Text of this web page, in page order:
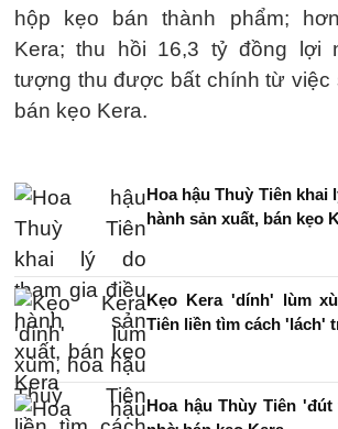
hộp kẹo bán thành phẩm;
Kera; thu hồi 16,3 tỷ đồng lợi
tượng thu được bất chính từ việc
bán kẹo Kera.
Hoa hậu Thuỳ Tiên khai
hành sản xuất, bán kẹo
Kẹo Kera 'dính' lùm
Tiên liền tìm cách 'lách'
Hoa hậu Thùy Tiên